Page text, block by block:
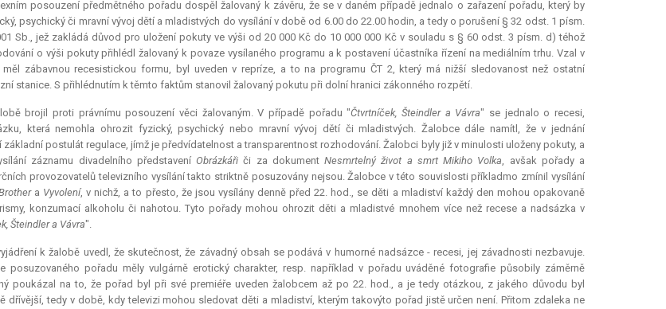
posouzení předmětného pořadu dospěl žalovaný k závěru, že se v daném případě jednalo o zařazení pořadu, který by
psychický či mravní vývoj dětí a mladistvých do vysílání v době od 6.00 do 22.00 hodin, a tedy o porušení § 32 odst. 1 písm.
Sb., jež zakládá důvod pro uložení pokuty ve výši od 20 000 Kč do 10 000 000 Kč v souladu s § 60 odst. 3 písm. d) téhož
o výši pokuty přihlédl žalovaný k povaze vysílaného programu a k postavení účastníka řízení na mediálním trhu. Vzal v
měl zábavnou recesistickou formu, byl uveden v repríze, a to na programu ČT 2, který má nižší sledovanost než ostatní
stanice. S přihlédnutím k těmto faktům stanovil žalovaný pokutu při dolní hranici zákonného rozpětí.
brojil proti právnímu posouzení věci žalovaným. V případě pořadu "Čtvrtníček, Šteindler a Vávra" se jednalo o recesi,
která nemohla ohrozit fyzický, psychický nebo mravní vývoj dětí či mladistvých. Žalobce dále namítl, že v jednání
základní postulát regulace, jímž je předvídatelnost a transparentnost rozhodování. Žalobci byly již v minulosti uloženy pokuty, a
záznamu divadelního představeníObrázkáři či za dokumentNesmrtelný život a smrt Mikiho Volka, avšak pořady a
provozovatelů televizního vysílání takto striktně posuzovány nejsou. Žalobce v této souvislosti příkladmo zmínil vysílání
a Vyvolení, v nichž, a to přesto, že jsou vysílány denně před 22. hod., se děti a mladiství každý den mohou opakovaně
konzumací alkoholu či nahotou. Tyto pořady mohou ohrozit děti a mladistvé mnohem více než recese a nadsázka v
Šteindler a Vávra".
k žalobě uvedl, že skutečnost, že závadný obsah se podává v humorné nadsázce - recesi, jej závadnosti nezbavuje.
posuzovaného pořadu měly vulgárně erotický charakter, resp. například v pořadu uváděné fotografie působily záměrně
poukázal na to, že pořad byl při své premiéře uveden žalobcem až po 22. hod., a je tedy otázkou, z jakého důvodu byl
dřívější, tedy v době, kdy televizi mohou sledovat děti a mladiství, kterým takovýto pořad jistě určen není. Přitom zdaleka ne